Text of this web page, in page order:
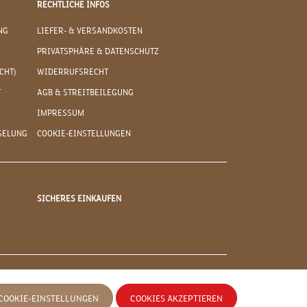
RECHTLICHE INFOS
LIEFER- & VERSANDKOSTEN
PRIVATSPHÄRE & DATENSCHUTZ
WIDERRUFSRECHT
AGB & STREITBEILEGUNG
IMPRESSUM
COOKIE-EINSTELLUNGEN
SICHERES EINKAUFEN
EINSTELLUNGEN COOKIES AKZEPTIEREN